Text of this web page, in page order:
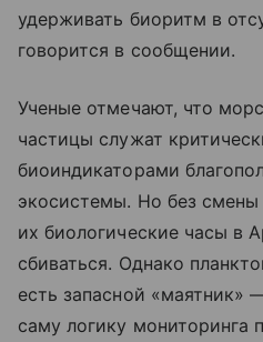
удерживать биоритм в
говорится в сообщении.
Ученые отмечают, что
частицы служат
биоиндикаторами
экосистемы. Но без смены
их биологические часы в
сбиваться. Однако
есть запасной «маятник»
саму логику мониторинга